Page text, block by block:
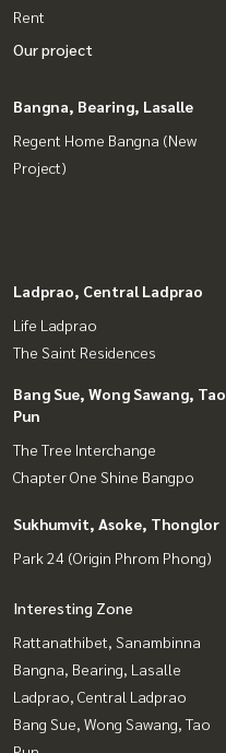
Rent
Our project
Bangna, Bearing, Lasalle
Regent Home Bangna (New
Project)
Ladprao, Central Ladprao
Life Ladprao
The Saint Residences
Bang Sue, Wong Sawang, Tao
Pun
The Tree Interchange
Chapter One Shine Bangpo
Sukhumvit, Asoke, Thonglor
Park 24 (Origin Phrom Phong)
Interesting Zone
Rattanathibet, Sanambinna
Bangna, Bearing, Lasalle
Ladprao, Central Ladprao
Bang Sue, Wong Sawang, Tao